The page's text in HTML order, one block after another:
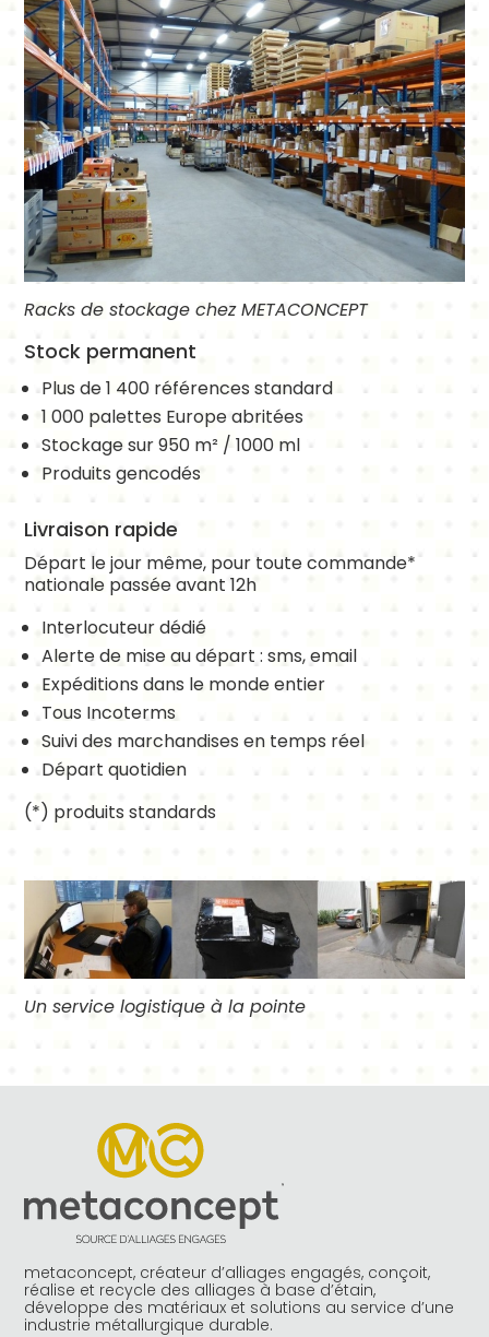
Racks de stockage chez METACONCEPT
Stock permanent
Plus de 1 400 références standard
1 000 palettes Europe abritées
Stockage sur 950 m² / 1000 ml
Produits gencodés
Livraison rapide
Départ le jour même, pour toute commande*
nationale passée avant 12h
Interlocuteur dédié
Alerte de mise au départ : sms, email
Expéditions dans le monde entier
Tous Incoterms
Suivi des marchandises en temps réel
Départ quotidien
(*) produits standards
Un service logistique à la pointe
metaconcept, créateur d’alliages engagés, conçoit,
réalise et recycle des alliages à base d’étain,
développe des matériaux et solutions au service d’une
industrie métallurgique durable.